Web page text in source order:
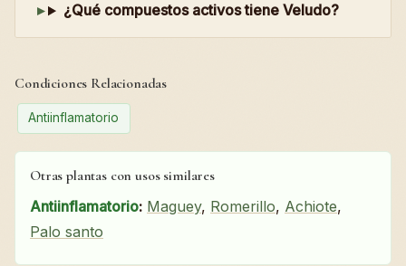
¿Qué compuestos activos tiene Veludo?
Condiciones Relacionadas
Antiinflamatorio
Otras plantas con usos similares
Antiinflamatorio: Maguey, Romerillo, Achiote,
Palo santo